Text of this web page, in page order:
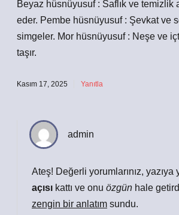
Beyaz hüsnüyusuf : Saflık ve temizlik
eder. Pembe hüsnüyusuf : Şevkat ve
simgeler. Mor hüsnüyusuf : Neşe ve
taşır.
Kasım 17, 2025 Yanıtla
admin
Ateş! Değerli yorumlarınız, yazıya
açısı kattı ve onu özgün hale
zengin bir anlatım sundu.